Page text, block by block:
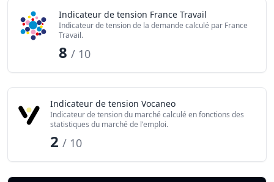
Indicateur de tension France Travail
Indicateur de tension de la demande calculé par France
Travail.
8/ 10
Indicateur de tension Vocaneo
Indicateur de tension du marché calculé en fonctions des
statistiques du marché de l'emploi.
2 / 10